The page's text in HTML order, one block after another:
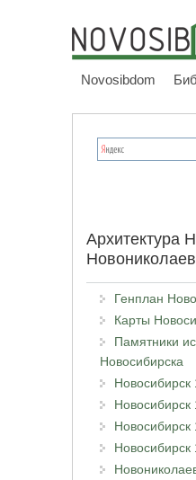
Novosibdom
Архитектура
Генплан
Карты
Памятники
Новосибирска